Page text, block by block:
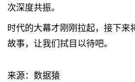
次深度共振。
时代的大幕才刚刚拉起，接下来
故事，让我们拭目以待吧。
来源：数据猿